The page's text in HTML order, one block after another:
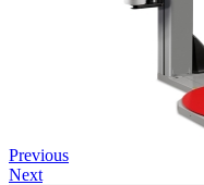
Previous
Next